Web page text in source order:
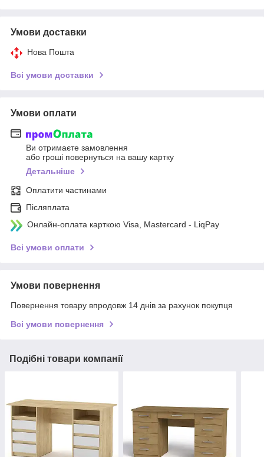
Умови доставки
Нова Пошта
Всі умови доставки
Умови оплати
Ви отримаєте замовлення
або гроші повернуться на вашу картку
Детальніше
Оплатити частинами
Післяплата
Онлайн-оплата карткою Visa, Mastercard - LiqPay
Всі умови оплати
Умови повернення
Повернення товару впродовж 14 днів за рахунок покупця
Всі умови повернення
Подібні товари компанії